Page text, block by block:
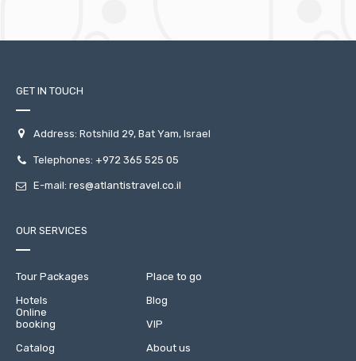
GET IN TOUCH
Address: Rotshild 29, Bat Yam, Israel
Telephones: +972 365 525 05
E-mail: res@atlantistravel.co.il
OUR SERVICES
Tour Packages
Hotels
Online
booking
Catalog
Place to go
Blog
VIP
About us